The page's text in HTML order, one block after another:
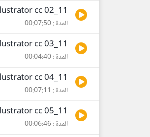
11_02 Sub layers - Illustrator cc تعلم
المدة : 00:07:50
11_03 Group of 3D type - Illustrator cc تعلم
المدة : 00:04:40
11_04 inside Groups - Illustrator cc تعلم
المدة : 00:07:11
11_05 Clipping Groups - Illustrator cc تعلم
المدة : 00:06:46